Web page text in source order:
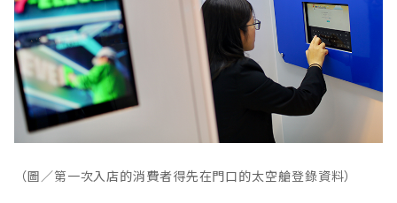
（圖／第一次入店的消費者得先在門口的太空艙登錄資料）